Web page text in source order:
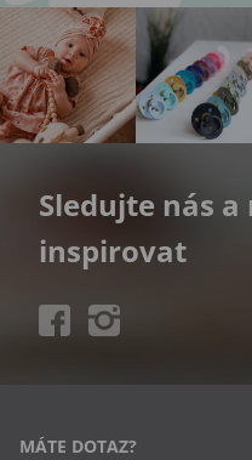
Sledujte nás a
inspirovat
MÁTE DOTAZ?